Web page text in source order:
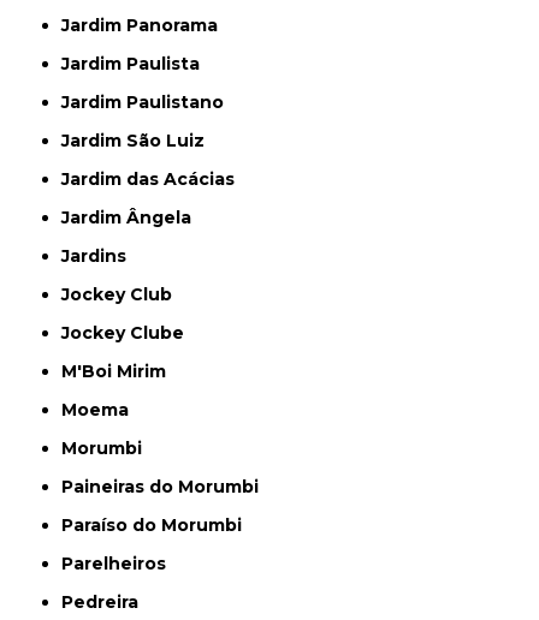
Jardim Panorama
Jardim Paulista
Jardim Paulistano
Jardim São Luiz
Jardim das Acácias
Jardim Ângela
Jardins
Jockey Club
Jockey Clube
M'Boi Mirim
Moema
Morumbi
Paineiras do Morumbi
Paraíso do Morumbi
Parelheiros
Pedreira